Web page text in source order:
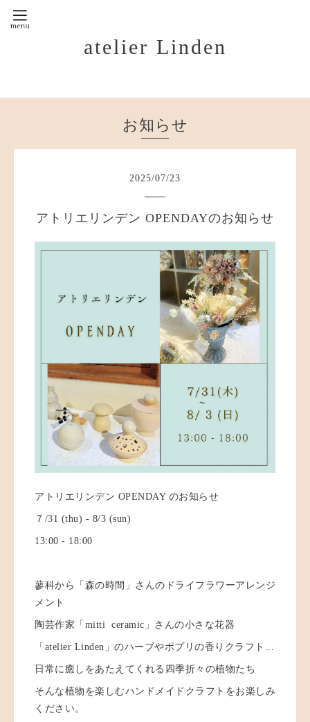
atelier Linden
お知らせ
2025/07/23
アトリエリンデン OPENDAYのお知らせ
アトリエリンデン OPENDAY のお知らせ
７/31 (thu) - 8/3 (sun)
13:00 - 18:00
蓼科から「森の時間」さんのドライフラワーアレンジ
メント
陶芸作家「mitti ceramic」さんの小さな花器
「atelier Linden」のハーブやポプリの香りクラフト...
日常に癒しをあたえてくれる四季折々の植物たち
そんな植物を楽しむハンドメイドクラフトをお楽しみ
ください。